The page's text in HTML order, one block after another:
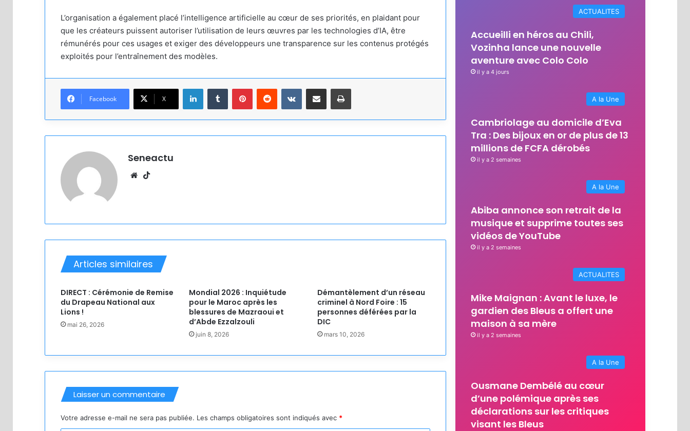
L’organisation a également placé l’intelligence artificielle au cœur de ses priorités, en plaidant pour
que les créateurs puissent autoriser l’utilisation de leurs œuvres par les technologies d’IA, être
rémunérés pour ces usages et exiger des développeurs une transparence sur les contenus protégés
exploités pour l’entraînement des modèles.
Facebook X
LinkedinTumblr PinterestReddit VKontaktePartager par email Imprimer
Seneactu
Website
Articles similaires
DIRECT : Cérémonie de Remise
du Drapeau National aux
Lions !
mai 26, 2026
Mondial 2026 : Inquiétude
pour le Maroc après les
blessures de Mazraoui et
d’Abde Ezzalzouli
juin 8, 2026
Démantèlement d’un réseau
criminel à Nord Foire : 15
personnes déférées par la
DIC
mars 10, 2026
Laisser un commentaire
Votre adresse e-mail ne sera pas publiée. Les champs obligatoires sont indiqués avec *
ACTUALITES
Accueilli en héros au Chili,
Vozinha lance une nouvelle
aventure avec Colo Colo
il y a 4 jours
A la Une
Cambriolage au domicile d’Eva
Tra : Des bijoux en or de plus de 13
millions de FCFA dérobés
il y a 2 semaines
A la Une
Abiba annonce son retrait de la
musique et supprime toutes ses
vidéos de YouTube
il y a 2 semaines
ACTUALITES
Mike Maignan : Avant le luxe, le
gardien des Bleus a offert une
maison à sa mère
il y a 2 semaines
A la Une
Ousmane Dembélé au cœur
d’une polémique après ses
déclarations sur les critiques
visant les Bleus